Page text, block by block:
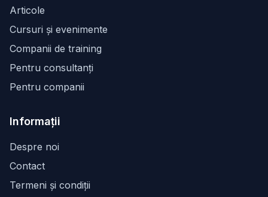
Articole
Cursuri și evenimente
Companii de training
Pentru consultanți
Pentru companii
Informații
Despre noi
Contact
Termeni și condiții